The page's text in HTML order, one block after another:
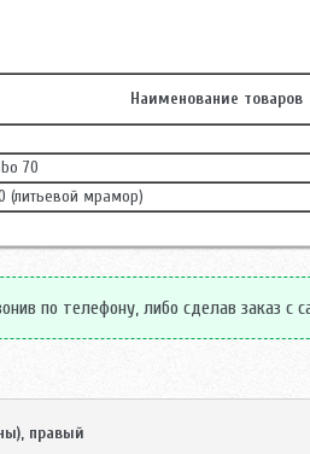
Наименование товаров
70
(литьевой мрамор)
по телефону, либо сделав заказ с
правый